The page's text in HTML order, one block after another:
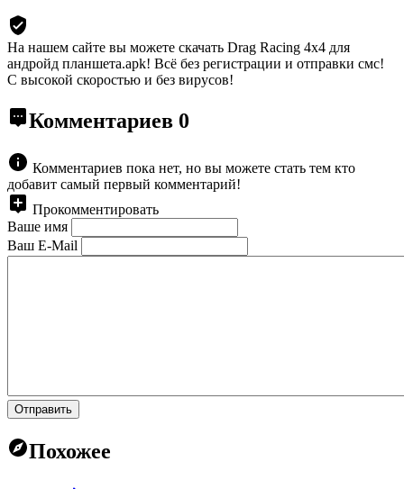
На нашем сайте вы можете скачать Drag Racing 4x4 для
андройд планшета.apk! Всё без регистрации и отправки смс!
С высокой скоростью и без вирусов!
Комментариев 0
Комментариев пока нет, но вы можете стать тем кто
добавит самый первый комментарий!
Прокомментировать
Ваше имя
Ваш E-Mail
Отправить
Похожее